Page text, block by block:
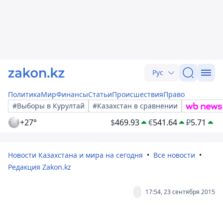
Рус
ПолитикаМирФинансыСтатьиПроисшествияПраво
#Выборы в Курултай
#Казахстан в сравнении
+27° $469.93 €541.64 ₽5.71
Новости Казахстана и мира на сегодня
Все новости
Редакция Zakon.kz
17:54, 23 сентября 2015